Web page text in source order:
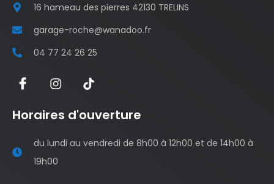
16 hameau des pierres 42130 TRELINS
garage-roche@wanadoo.fr
04 77 24 26 25
Horaires d'ouverture
du lundi au vendredi de 8h00 à 12h00 et de 14h00 à
19h00